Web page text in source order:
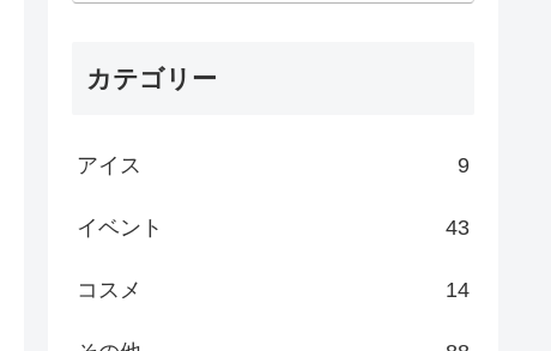
カテゴリー
アイス 9
イベント 43
コスメ 14